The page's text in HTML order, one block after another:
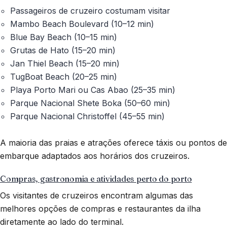
Passageiros de cruzeiro costumam visitar
Mambo Beach Boulevard (10–12 min)
Blue Bay Beach (10–15 min)
Grutas de Hato (15–20 min)
Jan Thiel Beach (15–20 min)
TugBoat Beach (20–25 min)
Playa Porto Mari ou Cas Abao (25–35 min)
Parque Nacional Shete Boka (50–60 min)
Parque Nacional Christoffel (45–55 min)
A maioria das praias e atrações oferece táxis ou pontos de
embarque adaptados aos horários dos cruzeiros.
Compras, gastronomia e atividades perto do porto
Os visitantes de cruzeiros encontram algumas das
melhores opções de compras e restaurantes da ilha
diretamente ao lado do terminal.